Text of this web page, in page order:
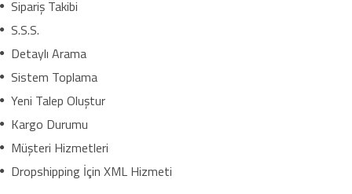
Sipariş Takibi
S.S.S.
Detaylı Arama
Sistem Toplama
Yeni Talep Oluştur
Kargo Durumu
Müşteri Hizmetleri
Dropshipping İçin XML Hizmeti